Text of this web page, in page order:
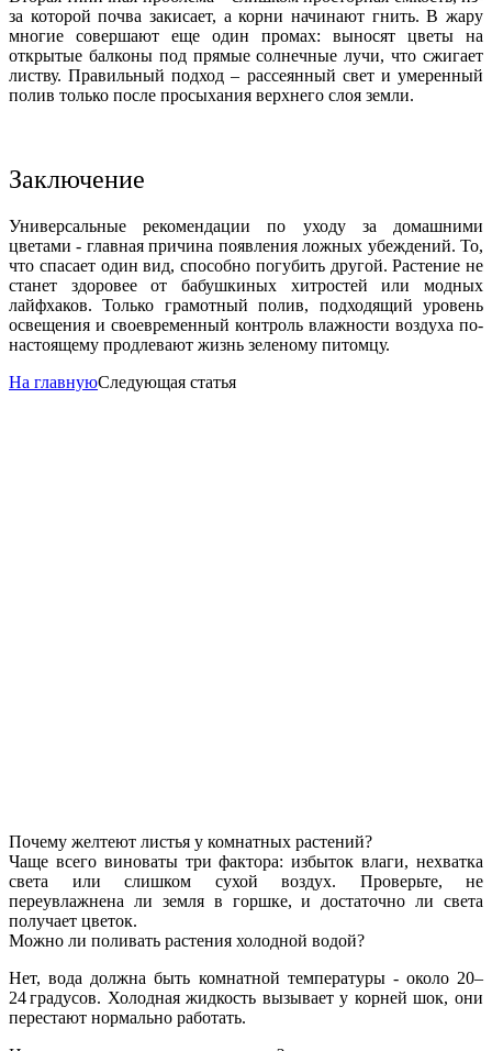
за которой почва закисает, а корни начинают гнить. В жару
многие совершают еще один промах: выносят цветы на
открытые балконы под прямые солнечные лучи, что сжигает
листву. Правильный подход – рассеянный свет и умеренный
полив только после просыхания верхнего слоя земли.
Заключение
Универсальные рекомендации по уходу за домашними
цветами - главная причина появления ложных убеждений. То,
что спасает один вид, способно погубить другой. Растение не
станет здоровее от бабушкиных хитростей или модных
лайфхаков. Только грамотный полив, подходящий уровень
освещения и своевременный контроль влажности воздуха по-
настоящему продлевают жизнь зеленому питомцу.
На главнуюСледующая статья
Почему желтеют листья у комнатных растений?
Чаще всего виноваты три фактора: избыток влаги, нехватка
света или слишком сухой воздух. Проверьте, не
переувлажнена ли земля в горшке, и достаточно ли света
получает цветок.
Можно ли поливать растения холодной водой?
Нет, вода должна быть комнатной температуры - около 20–
24 градусов. Холодная жидкость вызывает у корней шок, они
перестают нормально работать.